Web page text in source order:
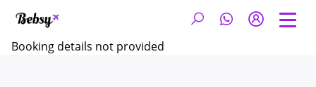
Booking details not provided